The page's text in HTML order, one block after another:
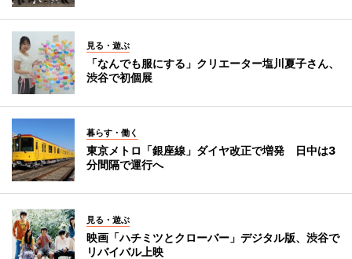
見る・遊ぶ
「なんでも服にする」クリエーター塩川夏子さん、
渋谷で初個展
暮らす・働く
東京メトロ「銀座線」ダイヤ改正で増発 日中は3
分間隔で運行へ
見る・遊ぶ
映画「ハチミツとクローバー」デジタル版、渋谷で
リバイバル上映